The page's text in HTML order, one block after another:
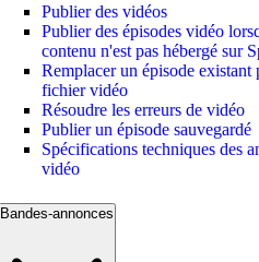
Publier des vidéos
Publier des épisodes vidéo
contenu n'est pas hébergé sur
Remplacer un épisode existant
fichier vidéo
Résoudre les erreurs de vidéo
Publier un épisode sauvegardé
Spécifications techniques des
vidéo
Bandes-annonces